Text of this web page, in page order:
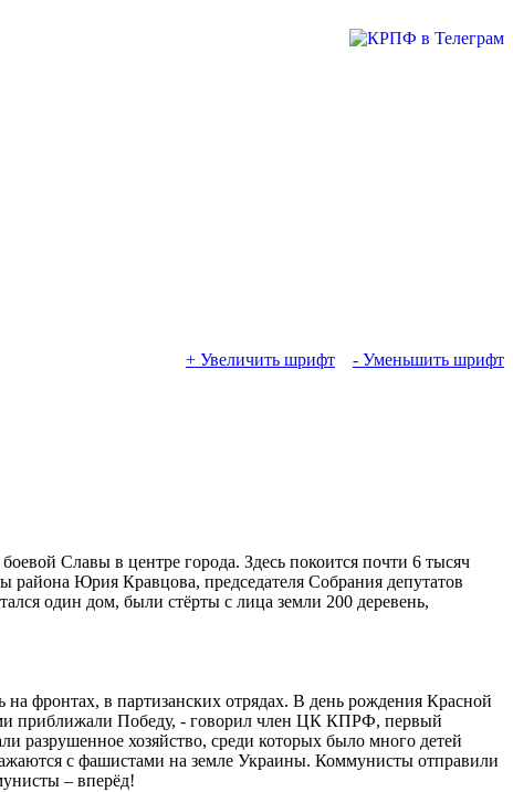
+ Увеличить шрифт - Уменьшить шрифт
Славы в центре города. Здесь покоится почти 6 тысяч
района Юрия Кравцова, председателя Собрания депутатов
один дом, были стёрты с лица земли 200 деревень,
фронтах, в партизанских отрядах. В день рождения Красной
приближали Победу, - говорил член ЦК КПРФ, первый
разрушенное хозяйство, среди которых было много детей
с фашистами на земле Украины. Коммунисты отправили
– вперёд!